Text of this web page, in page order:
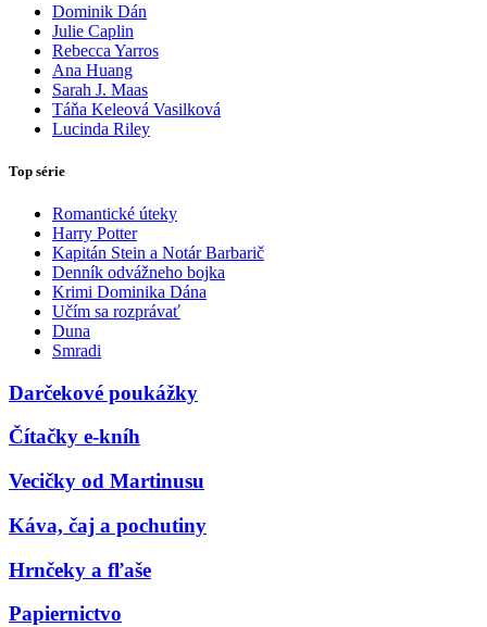
Dominik Dán
Julie Caplin
Rebecca Yarros
Ana Huang
Sarah J. Maas
Táňa Keleová Vasilková
Lucinda Riley
Top série
Romantické úteky
Harry Potter
Kapitán Stein a Notár Barbarič
Denník odvážneho bojka
Krimi Dominika Dána
Učím sa rozprávať
Duna
Smradi
Darčekové poukážky
Čítačky e-kníh
Vecičky od Martinusu
Káva, čaj a pochutiny
Hrnčeky a fľaše
Papiernictvo